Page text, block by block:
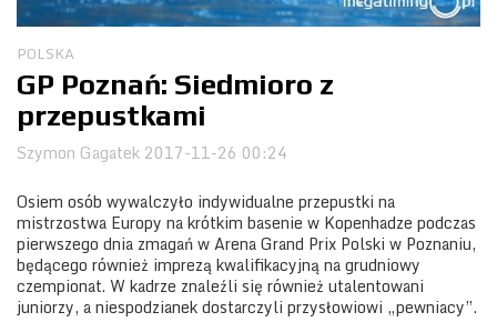
POLSKA
GP Poznań: Siedmioro z
przepustkami
Szymon Gagatek 2017-11-26 00:24
Osiem osób wywalczyło indywidualne przepustki na
mistrzostwa Europy na krótkim basenie w Kopenhadze podczas
pierwszego dnia zmagań w Arena Grand Prix Polski w Poznaniu,
będącego również imprezą kwalifikacyjną na grudniowy
czempionat. W kadrze znaleźli się również utalentowani
juniorzy, a niespodzianek dostarczyli przysłowiowi „pewniacy”.